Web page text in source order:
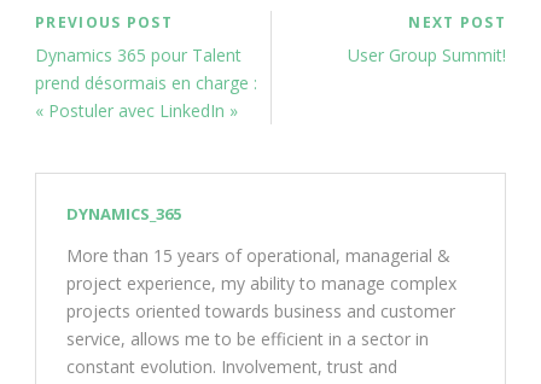
PREVIOUS POST
Dynamics 365 pour Talent
prend désormais en charge :
« Postuler avec LinkedIn »
NEXT POST
User Group Summit!
DYNAMICS_365
More than 15 years of operational, managerial &
project experience, my ability to manage complex
projects oriented towards business and customer
service, allows me to be efficient in a sector in
constant evolution. Involvement, trust and